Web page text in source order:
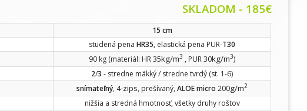
SKLADOM - 185€
15 cm
studená penaHR35, elastická pena PUR-T30
90 kg (materiál: HR 35kg/m3 , PUR 30kg/m3)
2/3 - stredne mäkký / stredne tvrdý (st. 1-6)
snímateľný, 4-zips, prešívaný,ALOE micro 200g/m2
nižšia a stredná hmotnosť, všetky druhy roštov